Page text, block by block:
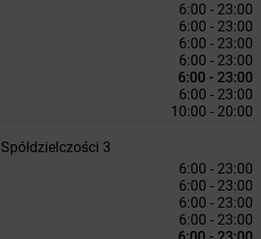
6:00 - 23:00
6:00 - 23:00
6:00 - 23:00
6:00 - 23:00
6:00 - 23:00
6:00 - 23:00
10:00 - 20:00
Spółdzielczości 3
6:00 - 23:00
6:00 - 23:00
6:00 - 23:00
6:00 - 23:00